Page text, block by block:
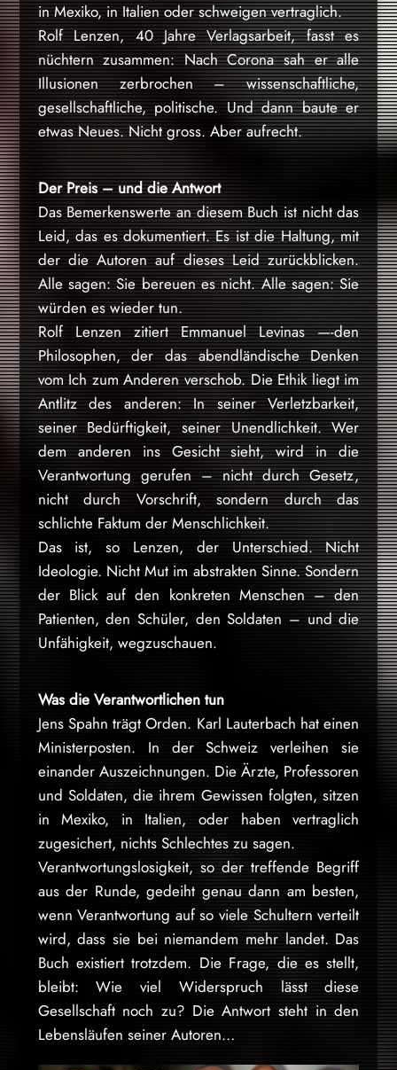
in Mexiko, in Italien oder schweigen vertraglich.
Rolf Lenzen, 40 Jahre Verlagsarbeit, fasst es
nüchtern zusammen: Nach Corona sah er alle
Illusionen zerbrochen – wissenschaftliche,
gesellschaftliche, politische. Und dann baute er
etwas Neues. Nicht gross. Aber aufrecht.
Der Preis – und die Antwort
Das Bemerkenswerte an diesem Buch ist nicht das
Leid, das es dokumentiert. Es ist die Haltung, mit
der die Autoren auf dieses Leid zurückblicken.
Alle sagen: Sie bereuen es nicht. Alle sagen: Sie
würden es wieder tun.
Rolf Lenzen zitiert Emmanuel Levinas —-den
Philosophen, der das abendländische Denken
vom Ich zum Anderen verschob. Die Ethik liegt im
Antlitz des anderen: In seiner Verletzbarkeit,
seiner Bedürftigkeit, seiner Unendlichkeit. Wer
dem anderen ins Gesicht sieht, wird in die
Verantwortung gerufen – nicht durch Gesetz,
nicht durch Vorschrift, sondern durch das
schlichte Faktum der Menschlichkeit.
Das ist, so Lenzen, der Unterschied. Nicht
Ideologie. Nicht Mut im abstrakten Sinne. Sondern
der Blick auf den konkreten Menschen – den
Patienten, den Schüler, den Soldaten – und die
Unfähigkeit, wegzuschauen.
Was die Verantwortlichen tun
Jens Spahn trägt Orden. Karl Lauterbach hat einen
Ministerposten. In der Schweiz verleihen sie
einander Auszeichnungen. Die Ärzte, Professoren
und Soldaten, die ihrem Gewissen folgten, sitzen
in Mexiko, in Italien, oder haben vertraglich
zugesichert, nichts Schlechtes zu sagen.
Verantwortungslosigkeit, so der treffende Begriff
aus der Runde, gedeiht genau dann am besten,
wenn Verantwortung auf so viele Schultern verteilt
wird, dass sie bei niemandem mehr landet. Das
Buch existiert trotzdem. Die Frage, die es stellt,
bleibt: Wie viel Widerspruch lässt diese
Gesellschaft noch zu? Die Antwort steht in den
Lebensläufen seiner Autoren…